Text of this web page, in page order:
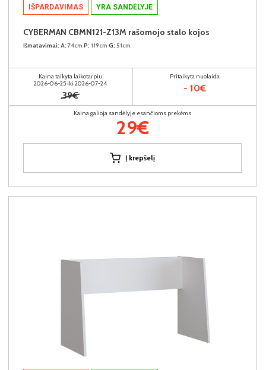
IŠPARDAVIMAS YRA SANDĖLYJE
CYBERMAN CBMN121-Z13M rašomojo stalo kojos
Išmatavimai: A: 74cm P: 119cm G: 51cm
Kaina taikyta laikotarpiu
2026-06-25 iki 2026-07-24
39€
Pritaikyta nuolaida
- 10€
Kaina galioja sandėlyje esančioms prekėms
29€
Į krepšelį